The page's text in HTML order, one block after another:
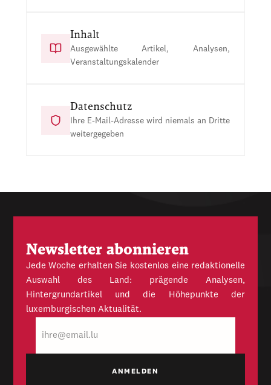
Inhalt
Ausgewählte Artikel, Analysen,
Veranstaltungskalender
Datenschutz
Ihre E-Mail-Adresse wird niemals an Dritte
weitergegeben
Newsletter abonnieren
Jede Woche erhalten Sie kostenlos eine redaktionelle
Auswahl des Land: prägende Analysen,
Hintergrundartikel und die Höhepunkte der
luxemburgischen Aktualität.
Mail